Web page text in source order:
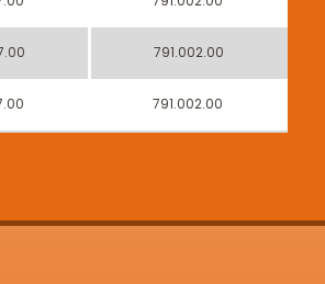
791.002.00
791.002.00